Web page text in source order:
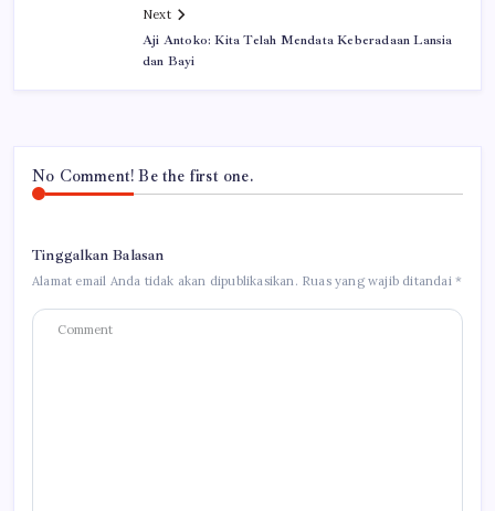
Next
Aji Antoko: Kita Telah Mendata Keberadaan Lansia
dan Bayi
No Comment! Be the first one.
Tinggalkan Balasan
Alamat email Anda tidak akan dipublikasikan. Ruas yang wajib ditandai*